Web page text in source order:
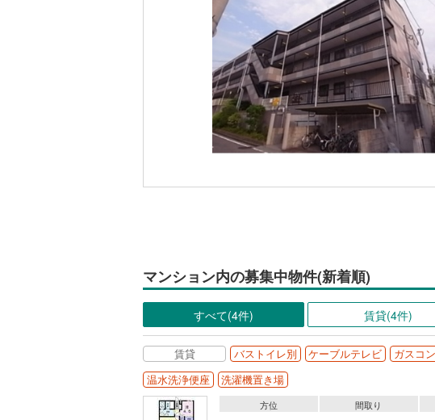
マンション内の募集中物件(新着順)
すべて(4件) 賃貸(4件)
賃貸 バストイレ別 ケーブルテレビ ガスコ
温水洗浄便座
洗濯機置き場
間取り
方位